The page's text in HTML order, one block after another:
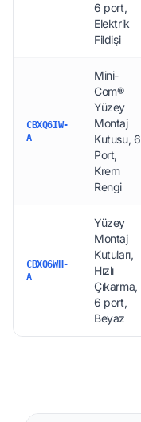
6 port,
Elektrik
Fildişi
CBXQ6IW-
A
Mini-
Com®
Yüzey
Montaj
Kutusu, 6
Port,
Krem
Rengi
CBXQ6WH-
A
Yüzey
Montaj
Kutuları,
Hızlı
Çıkarma,
6 port,
Beyaz